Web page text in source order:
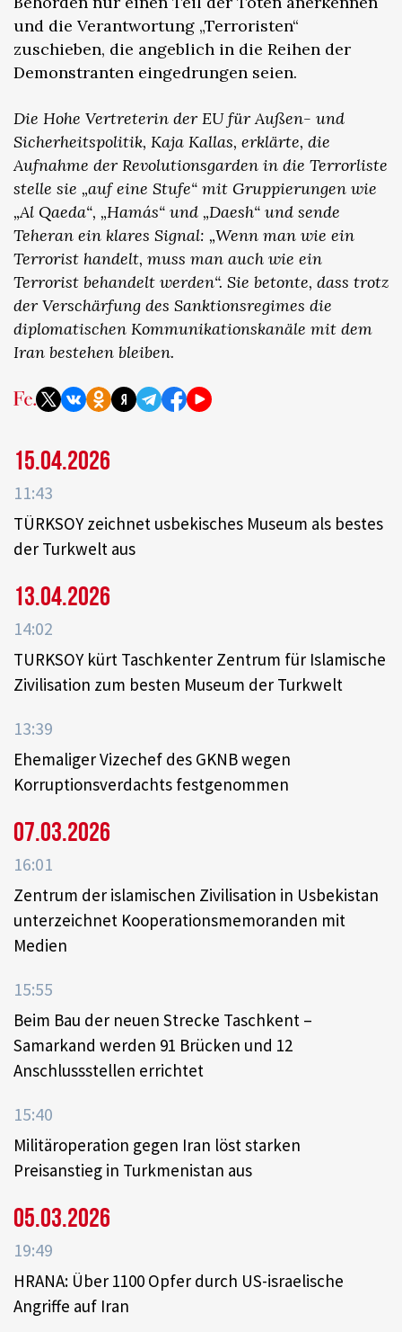
und die Verantwortung „Terroristen“
zuschieben, die angeblich in die Reihen der
Demonstranten eingedrungen seien.
Die Hohe Vertreterin der EU für Außen- und
Sicherheitspolitik, Kaja Kallas, erklärte, die
Aufnahme der Revolutionsgarden in die Terrorliste
stelle sie „auf eine Stufe“ mit Gruppierungen wie
„Al Qaeda“, „Hamás“ und „Daesh“ und sende
Teheran ein klares Signal: „Wenn man wie ein
Terrorist handelt, muss man auch wie ein
Terrorist behandelt werden“. Sie betonte, dass trotz
der Verschärfung des Sanktionsregimes die
diplomatischen Kommunikationskanäle mit dem
Iran bestehen bleiben.
15.04.2026
11:43
TÜRKSOY zeichnet usbekisches Museum als bestes
der Turkwelt aus
13.04.2026
14:02
TURKSOY kürt Taschkenter Zentrum für Islamische
Zivilisation zum besten Museum der Turkwelt
13:39
Ehemaliger Vizechef des GKNB wegen
Korruptionsverdachts festgenommen
07.03.2026
16:01
Zentrum der islamischen Zivilisation in Usbekistan
unterzeichnet Kooperationsmemoranden mit
Medien
15:55
Beim Bau der neuen Strecke Taschkent –
Samarkand werden 91 Brücken und 12
Anschlussstellen errichtet
15:40
Militäroperation gegen Iran löst starken
Preisanstieg in Turkmenistan aus
05.03.2026
19:49
HRANA: Über 1100 Opfer durch US-israelische
Angriffe auf Iran